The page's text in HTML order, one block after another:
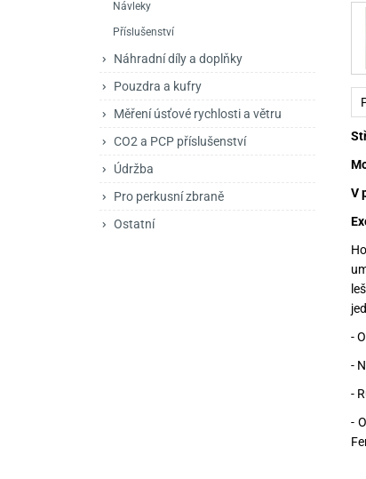
Brokovnice
Brokovnice
Pistole
Zavírací
Kuchyňské
Luky
Kuše
Obranné
Návleky
Příslušenství
Náhradní díly a doplňky
Pouzdra a kufry
Měření úsťové rychlosti a větru
CO2 a PCP příslušenství
Údržba
Pro perkusní zbraně
Ostatní
V
-
-
-
-